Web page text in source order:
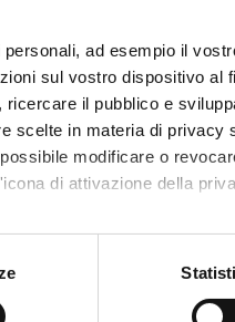
ad esempio il
sul vostro dispositivo al
il pubblico e
scelte in materia di privacy
modificare o
di attivazione della
geografica, con
di Specializzazione in
terapia intensiva e